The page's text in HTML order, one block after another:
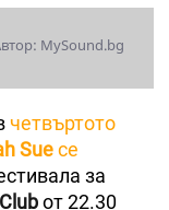
MySound.bg
четвъртото
Sueсе
за
от 22.30